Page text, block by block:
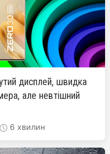
дисплей, швидка
але невтішний
6 хвилин